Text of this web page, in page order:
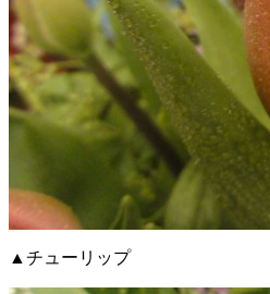
▲チューリップ